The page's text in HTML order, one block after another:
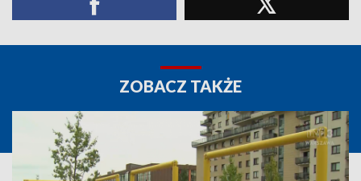
ZOBACZ TAKŻE